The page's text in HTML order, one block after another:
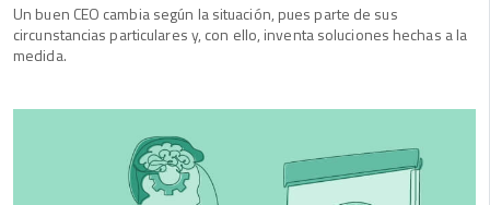
Un buen CEO cambia según la situación, pues parte de sus
circunstancias particulares y, con ello, inventa soluciones hechas a la
medida.